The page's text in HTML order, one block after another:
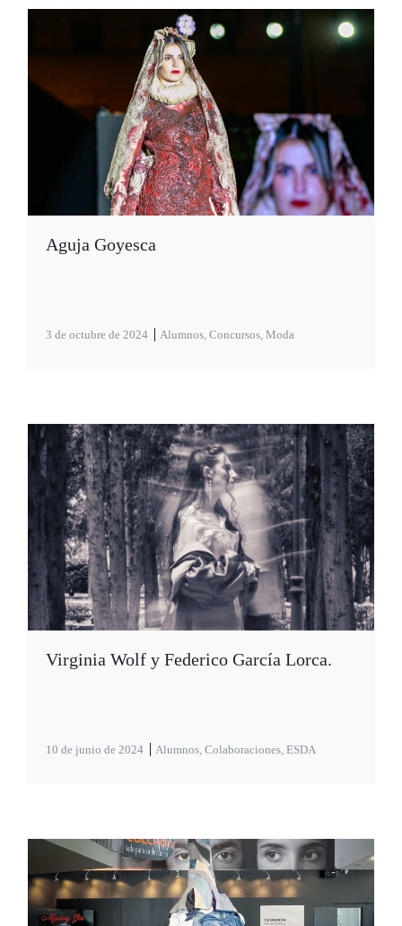
Aguja Goyesca
3 de octubre de 2024 Alumnos, Concursos, Moda
Virginia Wolf y Federico García Lorca.
10 de junio de 2024 Alumnos, Colaboraciones, ESDA